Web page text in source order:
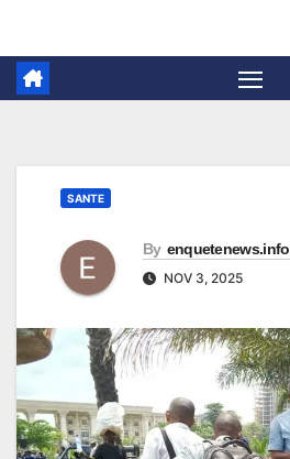
SANTE
By enquetenews.info
NOV 3, 2025